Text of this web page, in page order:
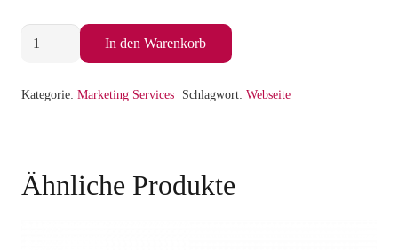
Advertising
In den Warenkorb
Kategorie: Marketing Services Schlagwort: Webseite
Ähnliche Produkte